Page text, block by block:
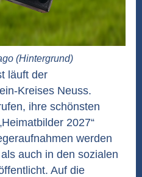
(Hintergrund)
läuft der
Kreises Neuss.
ihre schönsten
2027“
werden
auch in den sozialen
Auf die